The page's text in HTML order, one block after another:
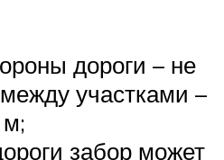
дороги – не
участками –
забор может